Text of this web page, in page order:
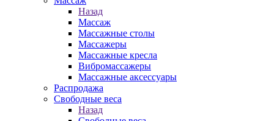
Назад
Массаж
Массажные столы
Массажеры
Массажные кресла
Вибромассажеры
Массажные аксессуары
Распродажа
Свободные веса
Назад